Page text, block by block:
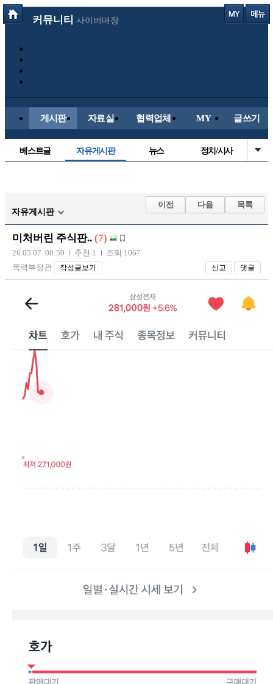
커뮤니티 사이버매장
게시판 자료실 협력업체 MY 글쓰기
베스트글 자유게시판 뉴스 정치/시사
해외축구
국내축구
자유게시판
이전 다음 목록
미처버린 주식판.. (7)
26.05.07 08:59 추천 1
조회 1067
폭력부장관
작성글보기 신고 댓글